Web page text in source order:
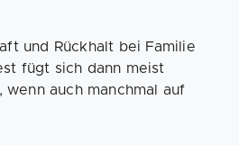
und Rückhalt bei Familie
fügt sich dann meist
wenn auch manchmal auf